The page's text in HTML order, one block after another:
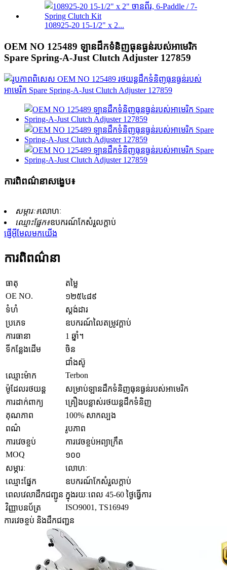
108925-20 15-1/2" x 2...
OEM NO 125489 ឡានដឹកទំនិញធុនធ្ងន់របស់អាមេរិក
Spare Spring-A-Just Clutch Adjuster 127859
ការពិពណ៌នាសង្ខេប៖
សម្ភារៈ៖លោហៈ
ឈ្មោះផ្នែក៖ឧបករណ៍កែសំរួលក្ដាប់
ផ្ញើអ៊ីមែលមកយើង
ការពិពណ៌នា
ធាតុ
តម្លៃ
OE NO.
១២៥៤៨៩
ទំហំ
ស្តង់ដារ
ប្រភេទ
ឧបករណ៍លៃតម្រូវក្ដាប់
ការធានា
1 ឆ្នាំ។
ទីកន្លែងដើម
ចិន
ជាំងស៊ូ
ឈ្មោះម៉ាក
Terbon
ម៉ូដែលរថយន្ត
សម្រាប់ឡានដឹកទំនិញធុនធ្ងន់របស់អាមេរិក
ការដាក់ពាក្យ
គ្រឿងបន្លាស់រថយន្តដឹកទំនិញ
គុណភាព
100% សាកល្បង
ពណ៌
រូបភាព
ការវេចខ្ចប់
ការវេចខ្ចប់អព្យាក្រឹត
MOQ
១០០
សម្ភារៈ
លោហៈ
ឈ្មោះផ្នែក
ឧបករណ៍កែសំរួលក្ដាប់
ពេលវេលាដឹកជញ្ជូន ក្នុងរយៈពេល 45-60 ថ្ងៃធ្វើការ
វិញ្ញាបនប័ត្រ
ISO9001, TS16949
ការវេចខ្ចប់ និងដឹកជញ្ជូន